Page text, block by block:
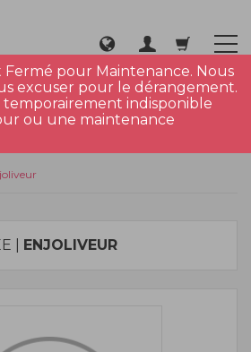
pour Maintenance. Nous
excuser pour le dérangement.
temporairement indisponible
ou une maintenance
| ENJOLIVEUR